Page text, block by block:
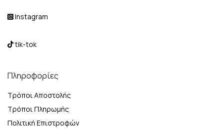
Instagram
tik-tok
Πληροφορίες
Τρόποι Αποστολής
Τρόποι Πληρωμής
Πολιτική Επιστροφών